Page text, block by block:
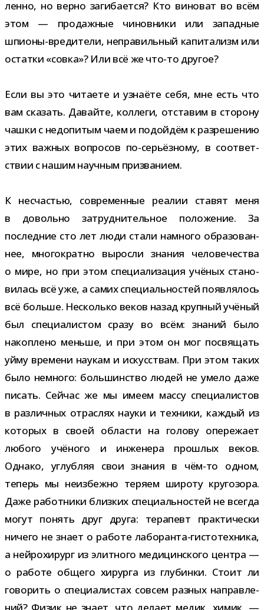
ленно, но верно заги­ба­ется? Кто вино­ват во всём
этом — про­даж­ные чинов­ники или запад­ные
шпионы-​вредители, непра­виль­ный капи­та­лизм или
остатки «совка»? Или всё же что-​то другое?
Если вы это чита­ете и узна­ёте себя, мне есть что
вам ска­зать. Давайте, кол­леги, отста­вим в сто­рону
чашки с недо­пи­тым чаем и подой­дём к раз­ре­ше­нию
этих важ­ных вопро­сов по-​серьёзному, в соот­вет­
ствии с нашим науч­ным призванием.
К несча­стью, совре­мен­ные реа­лии ста­вят меня
в довольно затруд­ни­тель­ное поло­же­ние. За
послед­ние сто лет люди стали намного обра­зо­ван­
нее, мно­го­кратно выросли зна­ния чело­ве­че­ства
о мире, но при этом спе­ци­а­ли­за­ция учё­ных ста­но­
ви­лась всё уже, а самих спе­ци­аль­но­стей появ­ля­лось
всё больше. Несколько веков назад круп­ный учё­ный
был спе­ци­а­ли­стом сразу во всём: зна­ний было
накоп­лено меньше, и при этом он мог посвя­щать
уйму вре­мени нау­кам и искус­ствам. При этом таких
было немного: боль­шин­ство людей не умело даже
писать. Сейчас же мы имеем массу спе­ци­а­ли­стов
в раз­лич­ных отрас­лях науки и тех­ники, каж­дый из
кото­рых в своей обла­сти на голову опе­ре­жает
любого учё­ного и инже­нера про­шлых веков.
Однако, углуб­ляя свои зна­ния в чём-​то одном,
теперь мы неиз­бежно теряем широту кру­го­зора.
Даже работ­ники близ­ких спе­ци­аль­но­стей не все­гда
могут понять друг друга: тера­певт прак­ти­че­ски
ничего не знает о работе лаборанта-​гистотехника,
а ней­ро­хи­рург из элит­ного меди­цин­ского цен­тра —
о работе общего хирурга из глу­бинки. Стоит ли
гово­рить о спе­ци­а­ли­стах совсем раз­ных направ­ле­